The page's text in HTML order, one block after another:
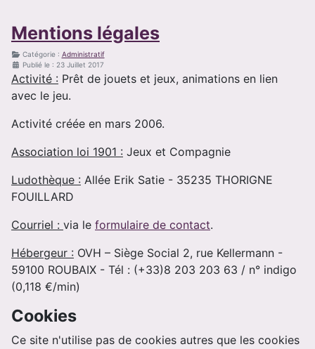
Mentions légales
Catégorie : Administratif
Publié le : 23 Juillet 2017
Activité : Prêt de jouets et jeux, animations en lien
avec le jeu.
Activité créée en mars 2006.
Association loi 1901 : Jeux et Compagnie
Ludothèque : Allée Erik Satie - 35235 THORIGNE
FOUILLARD
Courriel : via le formulaire de contact.
Hébergeur : OVH – Siège Social 2, rue Kellermann -
59100 ROUBAIX - Tél : (+33)8 203 203 63 / n° indigo
(0,118 €/min)
Cookies
Ce site n'utilise pas de cookies autres que les cookies